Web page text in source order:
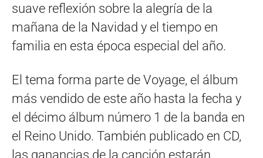
suave reflexión sobre la alegría de la
mañana de la Navidad y el tiempo en
familia en esta época especial del año.
El tema forma parte de Voyage, el álbum
más vendido de este año hasta la fecha y
el décimo álbum número 1 de la banda en
el Reino Unido. También publicado en CD,
las ganancias de la canción estarán